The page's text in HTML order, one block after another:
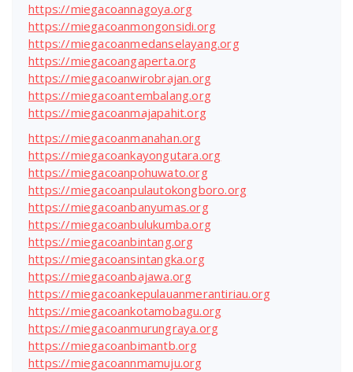
https://miegacoannagoya.org
https://miegacoanmongonsidi.org
https://miegacoanmedanselayang.org
https://miegacoangaperta.org
https://miegacoanwirobrajan.org
https://miegacoantembalang.org
https://miegacoanmajapahit.org
https://miegacoanmanahan.org
https://miegacoankayongutara.org
https://miegacoanpohuwato.org
https://miegacoanpulautokongboro.org
https://miegacoanbanyumas.org
https://miegacoanbulukumba.org
https://miegacoanbintang.org
https://miegacoansintangka.org
https://miegacoanbajawa.org
https://miegacoankepulauanmerantiriau.org
https://miegacoankotamobagu.org
https://miegacoanmurungraya.org
https://miegacoanbimantb.org
https://miegacoannmamuju.org